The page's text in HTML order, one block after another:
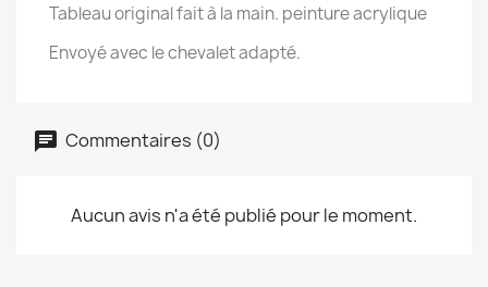
Tableau original fait à la main. peinture acrylique
Envoyé avec le chevalet adapté.
Commentaires (0)
Aucun avis n'a été publié pour le moment.